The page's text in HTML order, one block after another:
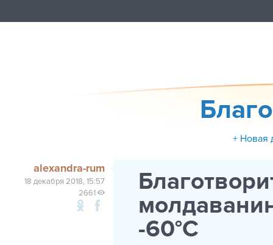
+ Новая
alexandra-rum
18 декабря 2018, 15:57
2661
-60°C